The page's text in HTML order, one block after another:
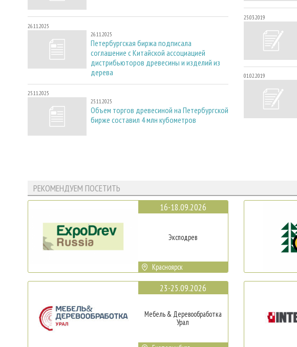
26.11.2025
26.11.2025
Петербургская биржа подписала
соглашение с Китайской ассоциацией
дистрибьюторов древесины и изделий из
дерева
25.11.2025
25.11.2025
Объем торгов древесиной на Петербургской
бирже составил 4 млн кубометров
25.03.2019
01.02.2019
РЕКОМЕНДУЕМ ПОСЕТИТЬ
16-18.09.2026
Эксподрев
Красноярск
23-25.09.2026
Мебель & Деревообработка
Урал